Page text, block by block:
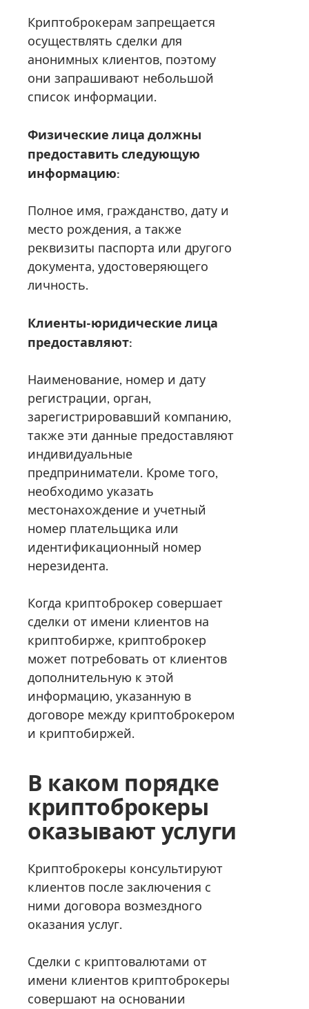
Криптоброкерам запрещается
осуществлять сделки для
анонимных клиентов, поэтому
они запрашивают небольшой
список информации.
Физические лица должны
предоставить следующую
информацию:
Полное имя, гражданство, дату и
место рождения, а также
реквизиты паспорта или другого
документа, удостоверяющего
личность.
Клиенты-юридические лица
предоставляют:
Наименование, номер и дату
регистрации, орган,
зарегистрировавший компанию,
также эти данные предоставляют
индивидуальные
предприниматели. Кроме того,
необходимо указать
местонахождение и учетный
номер плательщика или
идентификационный номер
нерезидента.
Когда криптоброкер совершает
сделки от имени клиентов на
криптобирже, криптоброкер
может потребовать от клиентов
дополнительную к этой
информацию, указанную в
договоре между криптоброкером
и криптобиржей.
В каком порядке
криптоброкеры
оказывают услуги
Криптоброкеры консультируют
клиентов после заключения с
ними договора возмездного
оказания услуг.
Сделки с криптовалютами от
имени клиентов криптоброкеры
совершают на основании